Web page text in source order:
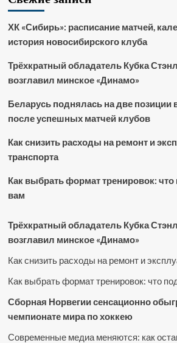
ХК «Сибирь»: расписание матчей,
история новосибирского клуба
Трёхкратный обладатель Кубка
возглавил минское «Динамо»
Беларусь поднялась на две позиции
после успешных матчей клубов
Как снизить расходы на ремонт и
транспорта
Как выбрать формат тренировок:
вам
Трёхкратный обладатель Кубка
возглавил минское «Динамо»
Как снизить расходы на ремонт и
Как выбрать формат тренировок: что
Сборная Норвегии сенсационно
чемпионате мира по хоккею
Современные медиа меняются: как